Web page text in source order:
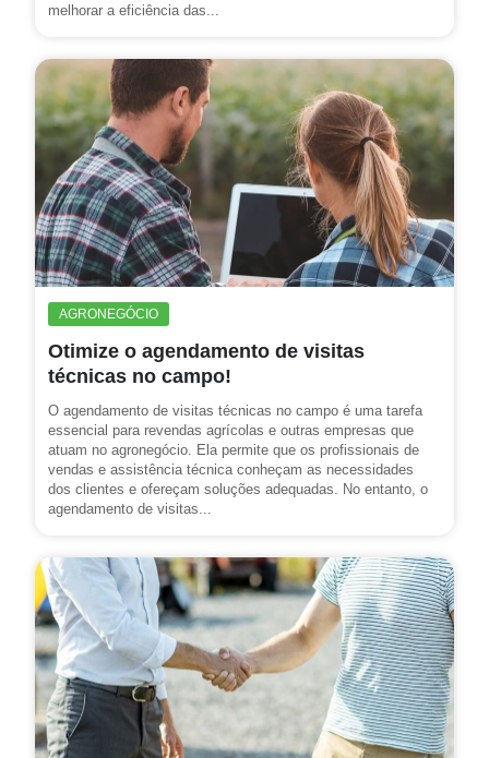
melhorar a eficiência das...
AGRONEGÓCIO
Otimize o agendamento de visitas
técnicas no campo!
O agendamento de visitas técnicas no campo é uma tarefa
essencial para revendas agrícolas e outras empresas que
atuam no agronegócio. Ela permite que os profissionais de
vendas e assistência técnica conheçam as necessidades
dos clientes e ofereçam soluções adequadas. No entanto, o
agendamento de visitas...